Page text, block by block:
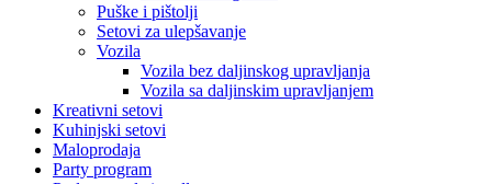
Puške i pištolji
Setovi za ulepšavanje
Vozila
Vozila bez daljinskog upravljanja
Vozila sa daljinskim upravljanjem
Kreativni setovi
Kuhinjski setovi
Maloprodaja
Party program